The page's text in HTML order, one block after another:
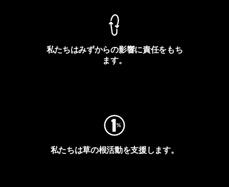
私たちはみずからの影響に責任をもち
ます。
私たちは草の根活動を支援します。